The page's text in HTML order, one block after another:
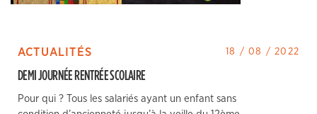
ACTUALITÉS 18 / 08 / 2022
DEMI JOURNÉE RENTRÉE SCOLAIRE
Pour qui ? Tous les salariés ayant un enfant sans